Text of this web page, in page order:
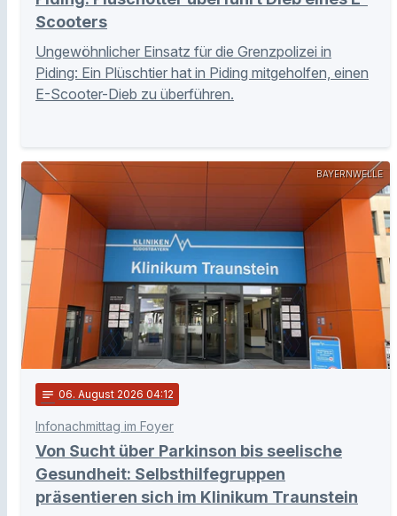
Scooters
Ungewöhnlicher Einsatz für die Grenzpolizei in
Piding: Ein Plüschtier hat in Piding mitgeholfen, einen
E-Scooter-Dieb zu überführen.
BAYERNWELLE
notes 06. August 2026 04:12
Infonachmittag im Foyer
Von Sucht über Parkinson bis seelische
Gesundheit: Selbsthilfegruppen
präsentieren sich im Klinikum Traunstein